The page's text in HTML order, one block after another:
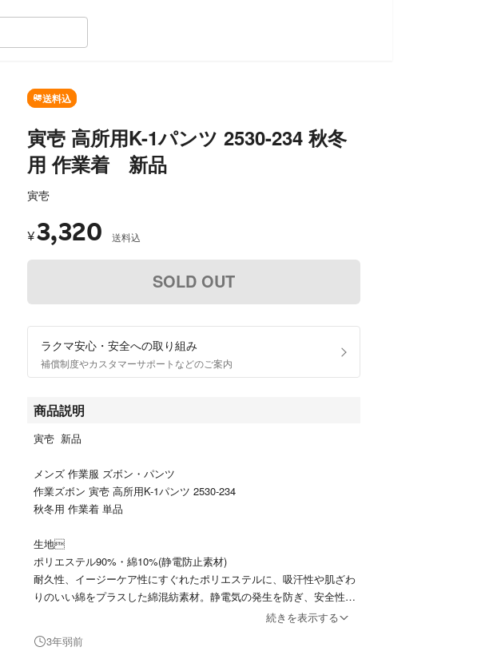
SOLD OUT
送料込
寅壱 高所用K-1パンツ 2530-234 秋冬
用 作業着 新品
寅壱
¥3,320 送料込
SOLD OUT
ラクマ安心・安全への取り組み
補償制度やカスタマーサポートなどのご案内
商品説明
寅壱 新品
メンズ 作業服 ズボン・パンツ
作業ズボン 寅壱 高所用K-1パンツ 2530-234
秋冬用 作業着 単品
生地
ポリエステル90%・綿10%(静電防止素材)
耐久性、イージーケア性にすぐれたポリエステルに、吸汗性や肌ざわ
りのいい綿をプラスした綿混紡素材。静電気の発生を防ぎ、安全性を
続きを表示する
3年弱前